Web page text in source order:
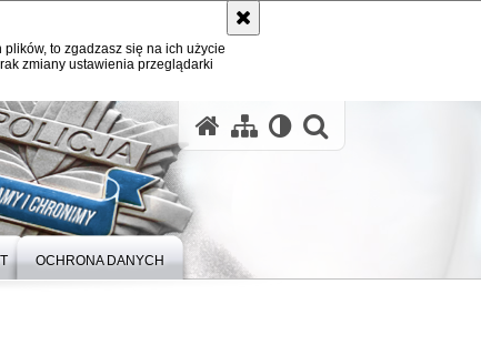
to zgadzasz się na ich użycie
zmiany ustawienia przeglądarki
OCHRONA DANYCH